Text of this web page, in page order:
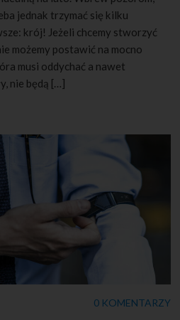
jednak trzymać się kilku
krój! Jeżeli chcemy stworzyć
możemy postawić na mocno
musi oddychać a nawet
nie będą […]
0 KOMENTARZY